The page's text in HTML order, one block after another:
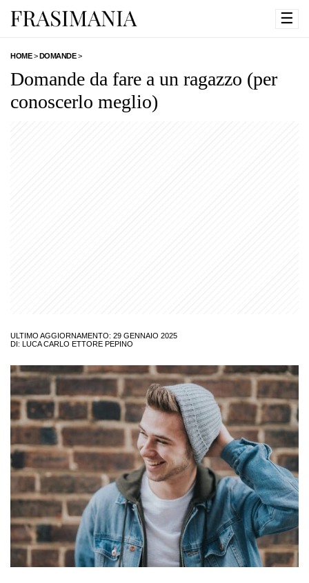
☰
HOME>DOMANDE>
Domande da fare a un ragazzo (per
conoscerlo meglio)
ULTIMO AGGIORNAMENTO: 29 GENNAIO 2025
DI: LUCA CARLO ETTORE PEPINO